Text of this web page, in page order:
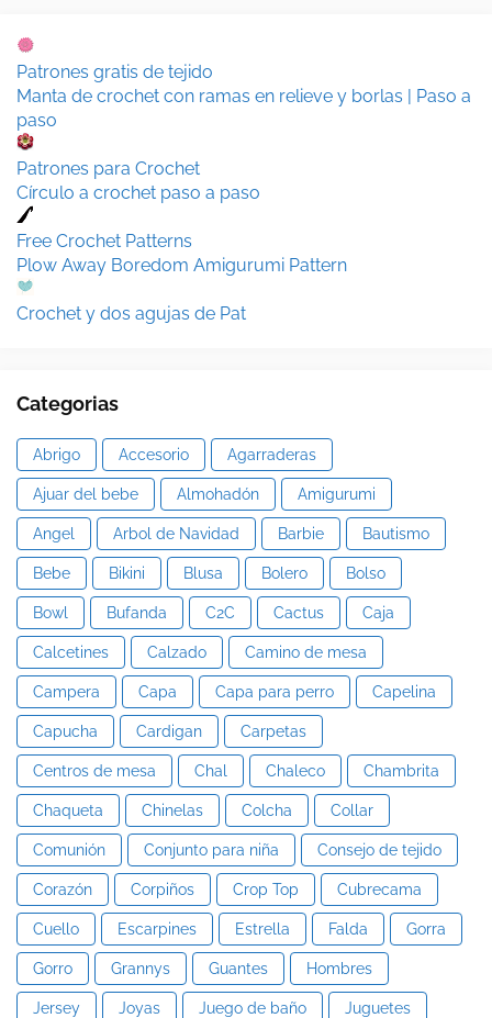
Patrones gratis de tejido
Manta de crochet con ramas en relieve y borlas | Paso a
paso
Patrones para Crochet
Círculo a crochet paso a paso
Free Crochet Patterns
Plow Away Boredom Amigurumi Pattern
Crochet y dos agujas de Pat
Categorias
Abrigo Accesorio Agarraderas
Ajuar del bebe Almohadón Amigurumi
Angel Arbol de Navidad Barbie Bautismo
Bebe Bikini Blusa Bolero Bolso
Bowl Bufanda C2C Cactus Caja
Calcetines Calzado Camino de mesa
Campera Capa Capa para perro Capelina
Capucha Cardigan Carpetas
Centros de mesa Chal Chaleco Chambrita
Chaqueta Chinelas Colcha Collar
Comunión Conjunto para niña Consejo de tejido
Corazón Corpiños Crop Top Cubrecama
Cuello Escarpines Estrella Falda Gorra
Gorro Grannys Guantes Hombres
Jersey Joyas Juego de baño Juguetes